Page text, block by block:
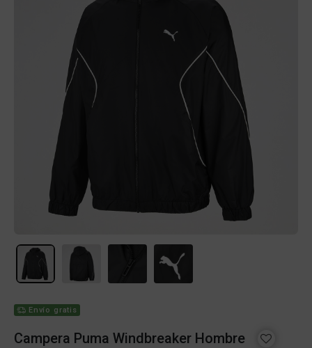
Envío gratis
Campera Puma Windbreaker Hombre